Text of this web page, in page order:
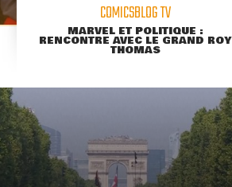
COMICSBLOG TV
MARVEL ET POLITIQUE :
RENCONTRE AVEC LE GRAND ROY
THOMAS